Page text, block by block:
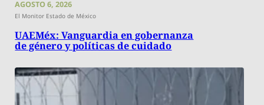
AGOSTO 6, 2026
El Monitor Estado de México
UAEMéx: Vanguardia en gobernanza
de género y políticas de cuidado